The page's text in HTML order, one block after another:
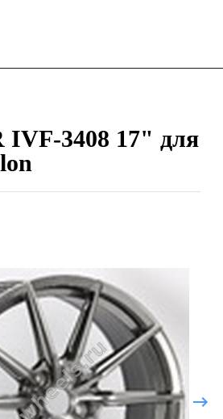
3408 17" для